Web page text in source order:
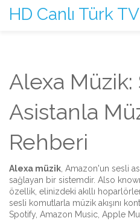
HD Canlı Türk TV
Alexa Müzik:
Asistanla
Rehberi
Alexa müzik Amazon'un sesli
sağlayan bir sistemdir. Also
özellik, elinizdeki akıllı
sesli komutlarla müzik akışını
Spotify, Amazon Music, Apple